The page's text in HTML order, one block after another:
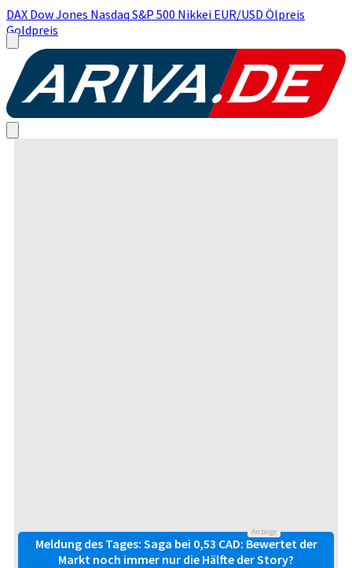
DAX Dow Jones Nasdaq S&P 500 Nikkei EUR/USD Ölpreis
Goldpreis
Anzeige
Meldung des Tages: Saga bei 0,53 CAD: Bewertet der
Markt noch immer nur die Hälfte der Story?